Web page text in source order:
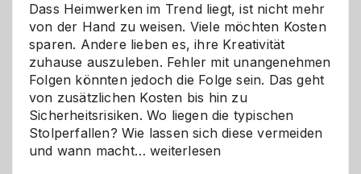
Dass Heimwerken im Trend liegt, ist nicht mehr
von der Hand zu weisen. Viele möchten Kosten
sparen. Andere lieben es, ihre Kreativität
zuhause auszuleben. Fehler mit unangenehmen
Folgen könnten jedoch die Folge sein. Das geht
von zusätzlichen Kosten bis hin zu
Sicherheitsrisiken. Wo liegen die typischen
Stolperfallen? Wie lassen sich diese vermeiden
und wann macht…Selber
weiterlesen